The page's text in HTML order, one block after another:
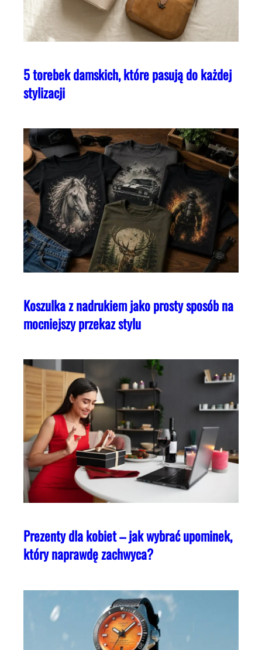
5 torebek damskich, które pasują do każdej
stylizacji
Koszulka z nadrukiem jako prosty sposób na
mocniejszy przekaz stylu
Prezenty dla kobiet – jak wybrać upominek,
który naprawdę zachwyca?